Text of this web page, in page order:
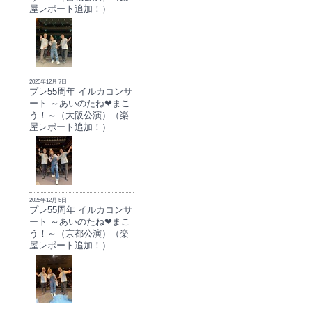
屋レポート追加！）
2025年12月 7日
プレ55周年 イルカコンサ
ート ～あいのたね❤まこ
う！～（大阪公演）（楽
屋レポート追加！）
2025年12月 5日
プレ55周年 イルカコンサ
ート ～あいのたね❤まこ
う！～（京都公演）（楽
屋レポート追加！）